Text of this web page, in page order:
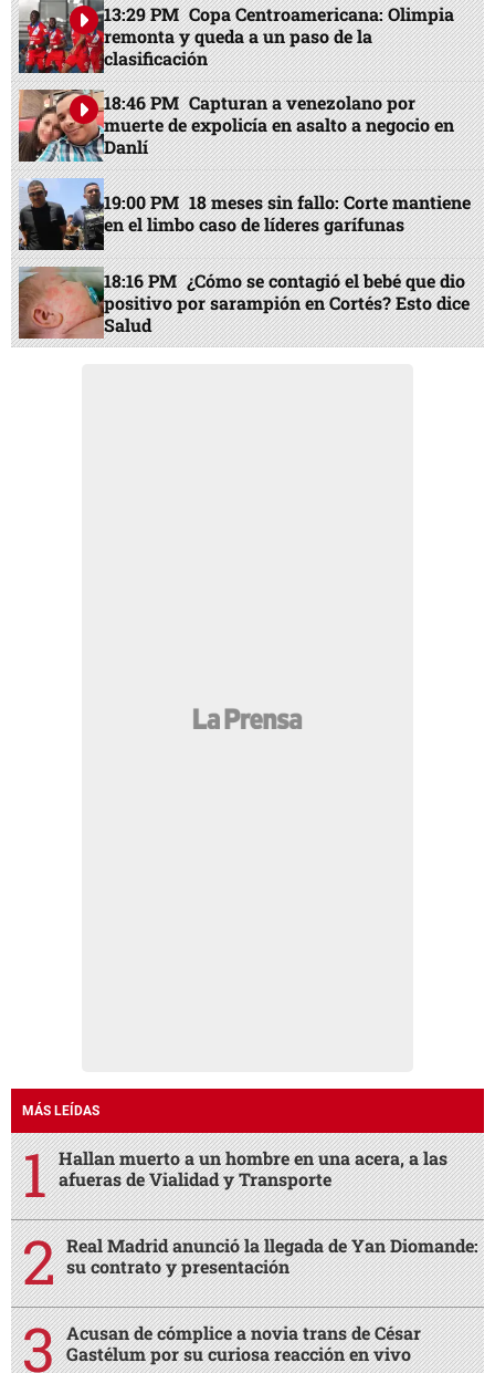
13:29 PM Copa Centroamericana: Olimpia
remonta y queda a un paso de la
clasificación
18:46 PM Capturan a venezolano por
muerte de expolicía en asalto a negocio en
Danlí
19:00 PM 18 meses sin fallo: Corte mantiene
en el limbo caso de líderes garífunas
18:16 PM ¿Cómo se contagió el bebé que dio
positivo por sarampión en Cortés? Esto dice
Salud
MÁS LEÍDAS
Hallan muerto a un hombre en una acera, a las
afueras de Vialidad y Transporte
Real Madrid anunció la llegada de Yan Diomande:
su contrato y presentación
Acusan de cómplice a novia trans de César
Gastélum por su curiosa reacción en vivo